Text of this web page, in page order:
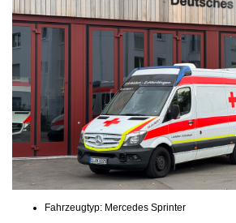
Fahrzeugtyp: Mercedes Sprinter